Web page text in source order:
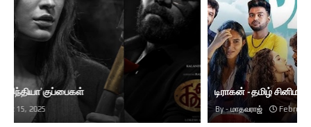
டிராகன் - தமிழ் சினிமா
மாதவராஜ் February 25, 2025